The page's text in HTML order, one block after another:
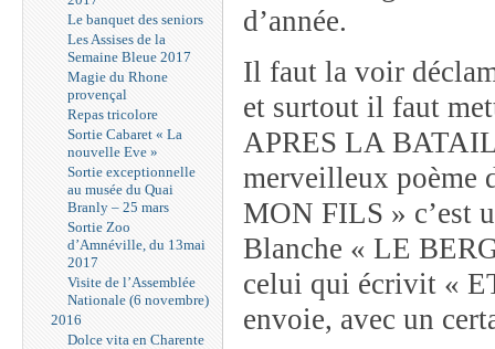
Le banquet des seniors
Les Assises de la
Semaine Bleue 2017
Magie du Rhone
provençal
Repas tricolore
Sortie Cabaret « La
nouvelle Eve »
Sortie exceptionnelle
au musée du Quai
Branly – 25 mars
Sortie Zoo
d’Amnéville, du 13mai
2017
Visite de l’Assemblée
Nationale (6 novembre)
2016
Dolce vita en Charente
d’année.
Il faut la voir
et surtout il faut
APRES LA
merveilleux
MON FILS » c’est
Blanche « LE
celui qui écrivit «
envoie, avec un